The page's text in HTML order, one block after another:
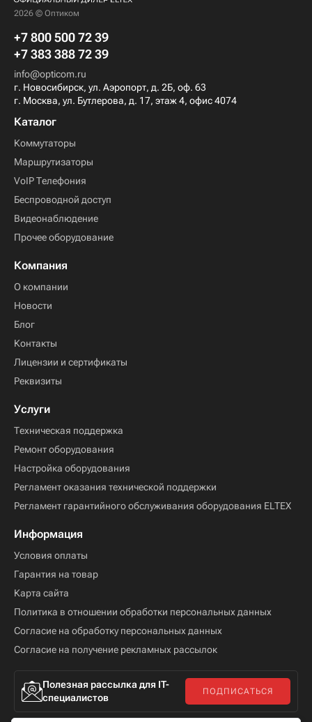
2026 © Оптиком
+7 800 500 72 39
+7 383 388 72 39
info@opticom.ru
г. Новосибирск, ул. Аэропорт, д. 2Б, оф. 63
г. Москва, ул. Бутлерова, д. 17, этаж 4, офис 4074
Каталог
Коммутаторы
Маршрутизаторы
VoIP Телефония
Беспроводной доступ
Видеонаблюдение
Прочее оборудование
Компания
О компании
Новости
Блог
Контакты
Лицензии и сертификаты
Реквизиты
Услуги
Техническая поддержка
Ремонт оборудования
Настройка оборудования
Регламент оказания технической поддержки
Регламент гарантийного обслуживания оборудования ELTEX
Информация
Условия оплаты
Гарантия на товар
Карта сайта
Политика в отношении обработки персональных данных
Согласие на обработку персональных данных
Согласие на получение рекламных рассылок
Полезная рассылка для IT-
специалистов
ПОДПИСАТЬСЯ